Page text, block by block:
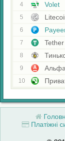
4 Volet
5
6
7 Tether
8
9
10
Платіжні